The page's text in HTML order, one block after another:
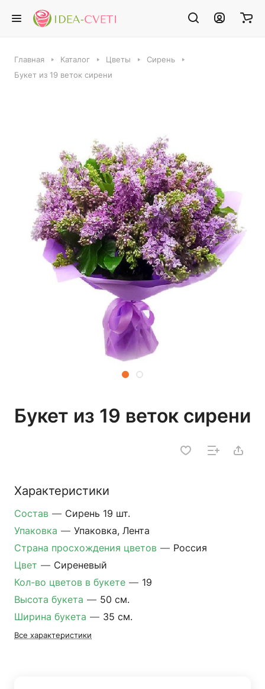
Главная Каталог Цветы
Сирень
Букет из 19 веток сирени
Букет из 19 веток сирени
Характеристики
Состав — Сирень 19 шт.
Упаковка — Упаковка, Лента
Страна просхождения цветов — Россия
Цвет — Сиреневый
Кол-во цветов в букете — 19
Высота букета — 50 см.
Ширина букета — 35 см.
Все характеристики